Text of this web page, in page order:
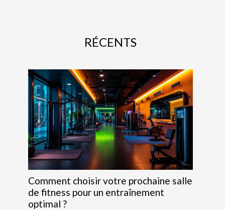
RÉCENTS
Comment choisir votre prochaine salle
de fitness pour un entraînement
optimal ?